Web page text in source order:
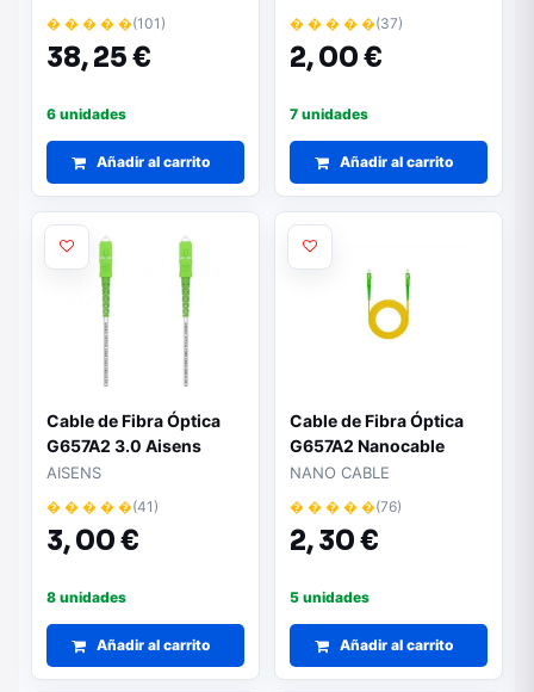
� � � � �(101)
38,25 €
6 unidades
Añadir al carrito
LSZH/ 1m/ Amarillo
� � � � �(37)
2,00 €
7 unidades
Añadir al carrito
Cable de Fibra Óptica
G657A2 3.0 Aisens
A152-0493/ LSZH/ 1m/
AISENS
� � � � �(41)
3,00 €
8 unidades
Añadir al carrito
Cable de Fibra Óptica
G657A2 Nanocable
10.20.0001/ LSZH/ 1m/
NANO CABLE
� � � � �(76)
2,30 €
5 unidades
Añadir al carrito